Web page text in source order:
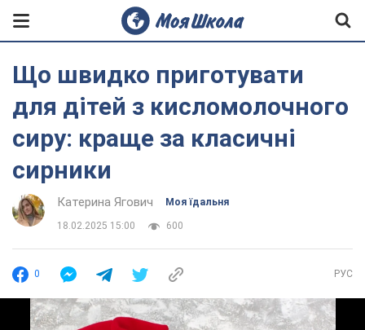
Що швидко приготувати
для дітей з кисломолочного
сиру: краще за класичні
сирники
Катерина Ягович Моя їдальня
18.02.2025 15:00 600
0 РУС